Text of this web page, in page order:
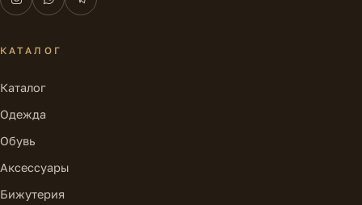
КАТАЛОГ
Каталог
Одежда
Обувь
Аксессуары
Бижутерия